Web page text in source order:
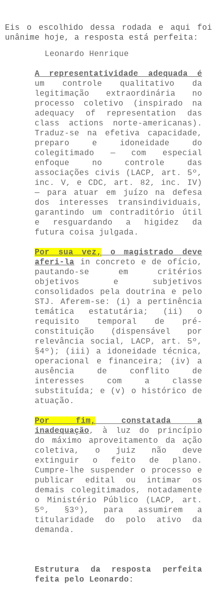
Eis o escolhido dessa rodada e aqui foi
unânime hoje, a resposta está perfeita:
Leonardo Henrique
A representatividade adequada é
um controle qualitativo da
legitimação extraordinária no
processo coletivo (inspirado na
adequacy of representation das
class actions norte-americanas).
Traduz-se na efetiva capacidade,
preparo e idoneidade do
colegitimado — com especial
enfoque no controle das
associações civis (LACP, art. 5º,
inc. V, e CDC, art. 82, inc. IV)
— para atuar em juízo na defesa
dos interesses transindividuais,
garantindo um contraditório útil
e resguardando a higidez da
futura coisa julgada.
Por sua vez,
o magistrado deve
aferi-la in concreto e de ofício,
pautando-se em critérios
objetivos e subjetivos
consolidados pela doutrina e pelo
STJ. Aferem-se: (i) a pertinência
temática estatutária; (ii) o
requisito temporal de pré-
constituição (dispensável por
relevância social, LACP, art. 5º,
§4º); (iii) a idoneidade técnica,
operacional e financeira; (iv) a
ausência de conflito de
interesses com a classe
substituída; e (v) o histórico de
atuação.
Por fim,
constatada a
inadequação, à luz do princípio
do máximo aproveitamento da ação
coletiva, o juiz não deve
extinguir o feito de plano.
Cumpre-lhe suspender o processo e
publicar edital ou intimar os
demais colegitimados, notadamente
o Ministério Público (LACP, art.
5º, §3º), para assumirem a
titularidade do polo ativo da
demanda.
Estrutura da resposta perfeita
feita pelo Leonardo: